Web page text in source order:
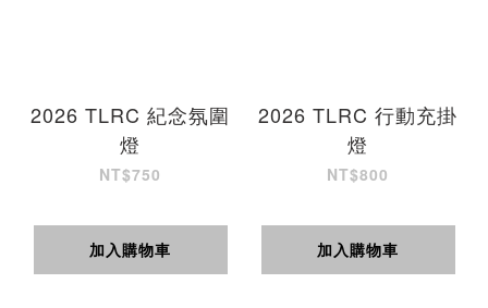
2026 TLRC 紀念氛圍
燈
NT$750
加入購物車
2026 TLRC 行動充掛
燈
NT$800
加入購物車